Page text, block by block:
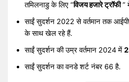
तमिलनाडु के लिए “विजय हजारे ट्रॉफी”
साईं सुदर्शन 2022 से वर्तमान तक
के साथ खेल रहे हैं.
साईं सुदर्शन की उम्र वर्तमान 2024 में
साईं सुदर्शन का वनडे शर्ट नंबर 66 है.